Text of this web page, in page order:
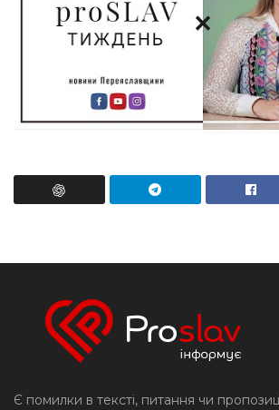
Є помилки в тексті, питання чи